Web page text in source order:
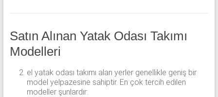
Satın Alınan Yatak Odası Takımı
Modelleri
el yatak odası takımı alan yerler genellikle geniş bir
model yelpazesine sahiptir. En çok tercih edilen
modeller şunlardır: